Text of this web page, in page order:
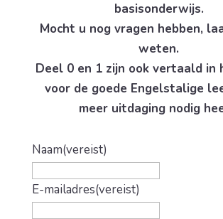
basisonderwijs.
Mocht u nog vragen hebben,
weten.
Deel 0 en 1 zijn ook vertaald in
voor de goede Engelstalige
meer uitdaging nodig
Naam(vereist)
E-mailadres(vereist)